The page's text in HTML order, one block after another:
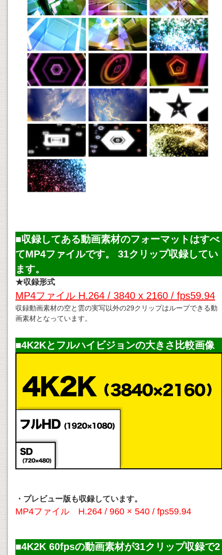
■収録してある動画素材のフォーマットはすべ
てMP4ファイルです。 31クリップ収録してい
ます。
★収録形式
MP4ファイル H.264 / 3840 x 2160 / fps59.94
収録動画素材の空と雲の実写以外の29クリップはループできる動
画素材となっています。
■4K2Kとフルハイビジョンの大きさ比較画像
・プレビュー版も収録しています。
MP4ファイル H.264 / 960 × 540 / fps59.94
■4K2K 60fpsの動画素材が31クリップ収録で2